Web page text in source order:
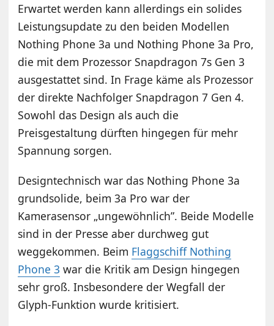
Erwartet werden kann allerdings ein solides
Leistungsupdate zu den beiden Modellen
Nothing Phone 3a und Nothing Phone 3a Pro,
die mit dem Prozessor Snapdragon 7s Gen 3
ausgestattet sind. In Frage käme als Prozessor
der direkte Nachfolger Snapdragon 7 Gen 4.
Sowohl das Design als auch die
Preisgestaltung dürften hingegen für mehr
Spannung sorgen.
Designtechnisch war das Nothing Phone 3a
grundsolide, beim 3a Pro war der
Kamerasensor „ungewöhnlich”. Beide Modelle
sind in der Presse aber durchweg gut
weggekommen. Beim Flaggschiff Nothing
Phone 3 war die Kritik am Design hingegen
sehr groß. Insbesondere der Wegfall der
Glyph-Funktion wurde kritisiert.